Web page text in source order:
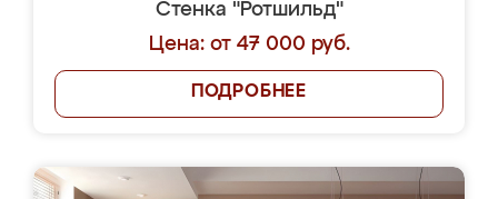
Стенка "Ротшильд"
Цена: от 47 000 руб.
ПОДРОБНЕЕ